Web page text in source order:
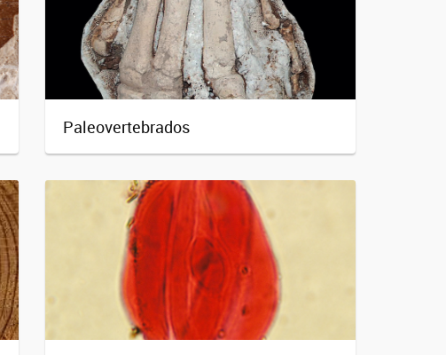
Paleovertebrados